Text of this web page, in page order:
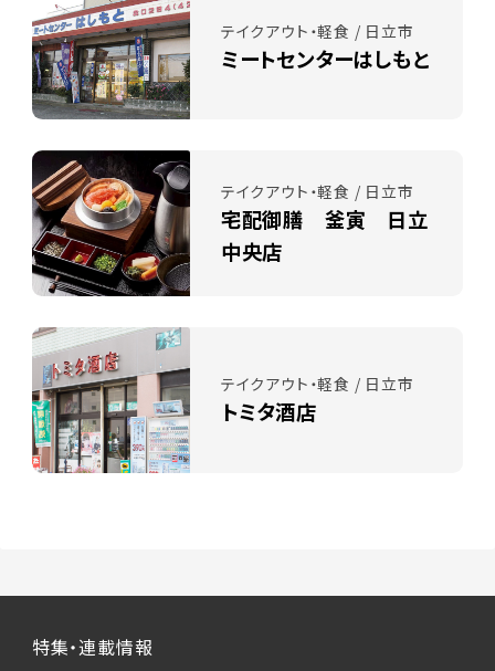
テイクアウト・軽食 / 日立市
ミートセンターはしもと
テイクアウト・軽食 / 日立市
宅配御膳 釜寅 日立
中央店
テイクアウト・軽食 / 日立市
トミタ酒店
特集・連載情報